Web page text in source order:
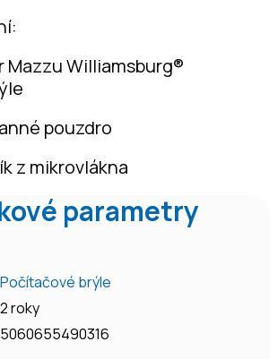
Mazzu Williamsburg®
pouzdro
z mikrovlákna
parametry
Počítačové brýle
2 roky
5060655490316